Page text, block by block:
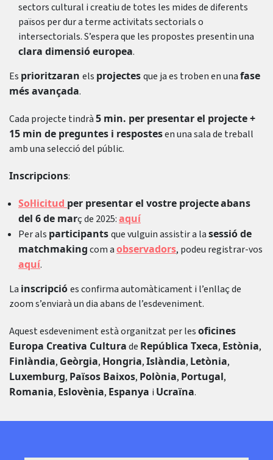
sectors cultural i creatiu de totes les mides de diferents
països per dur a terme activitats sectorials o
intersectorials. S’espera que les propostes presentin una
clara dimensió europea.
Es prioritzaran els projectesque ja es troben en unafase
més avançada.
Cada projecte tindrà5 min. per presentar el projecte +
15 min de preguntes i respostesen una sala de treball
amb una selecció del públic.
Inscripcions:
Sol·licitud per presentar el vostre projecteabans
del 6 de març de 2025:aquí
Per als participantsque vulguin assistir a lasessió de
matchmakingcom aobservadors, podeu registrar-vos
aquí.
La inscripcióes confirma automàticament i l’enllaç de
zoom s’enviarà un dia abans de l’esdeveniment.
Aquest esdeveniment està organitzat per lesoficines
Europa Creativa Culturade República Txeca, Estònia,
Finlàndia, Geòrgia, Hongria,Islàndia, Letònia,
Luxemburg, Països Baixos, Polònia, Portugal,
Romania, Eslovènia, Espanya i Ucraïna.